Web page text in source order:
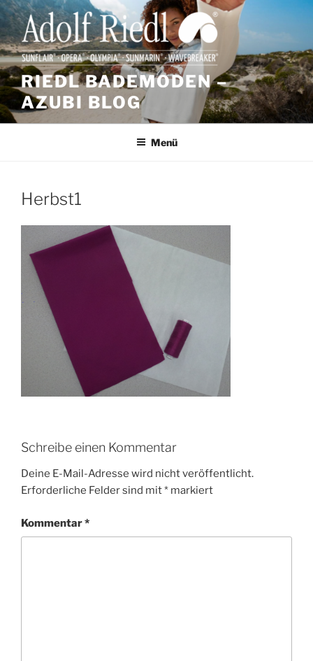
Zum
Inhalt
springen
RIEDL BADEMODEN –
AZUBI BLOG
Menü
Herbst1
Schreibe einen Kommentar
Deine E-Mail-Adresse wird nicht veröffentlicht.
Erforderliche Felder sind mit* markiert
Kommentar*